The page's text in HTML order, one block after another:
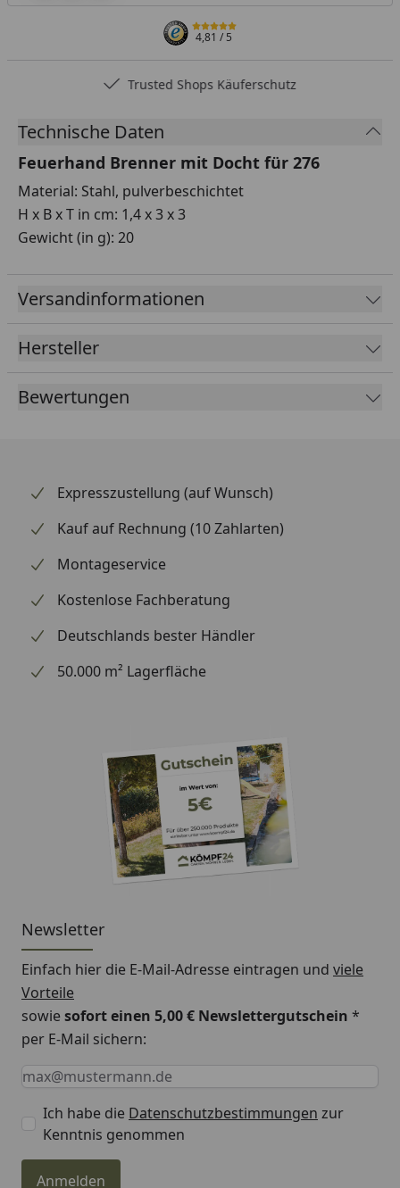
4,81/ 5
Trusted Shops Käuferschutz
Technische Daten
Feuerhand Brenner mit Docht für 276
Material: Stahl, pulverbeschichtet
H x B x T in cm: 1,4 x 3 x 3
Gewicht (in g): 20
Versandinformationen
Hersteller
Bewertungen
Expresszustellung (auf Wunsch)
Kauf auf Rechnung (10 Zahlarten)
Montageservice
Kostenlose Fachberatung
Deutschlands bester Händler
50.000 m² Lagerfläche
Newsletter
Einfach hier die E-Mail-Adresse eintragen und viele
Vorteile
sowiesofort einen 5,00 € Newslettergutschein *
per E-Mail sichern:
Keine Eingabe erforderlich
Eingabe erforderlich
E-Mail *
Ich habe die Datenschutzbestimmungen zur
Kenntnis genommen
Anmelden